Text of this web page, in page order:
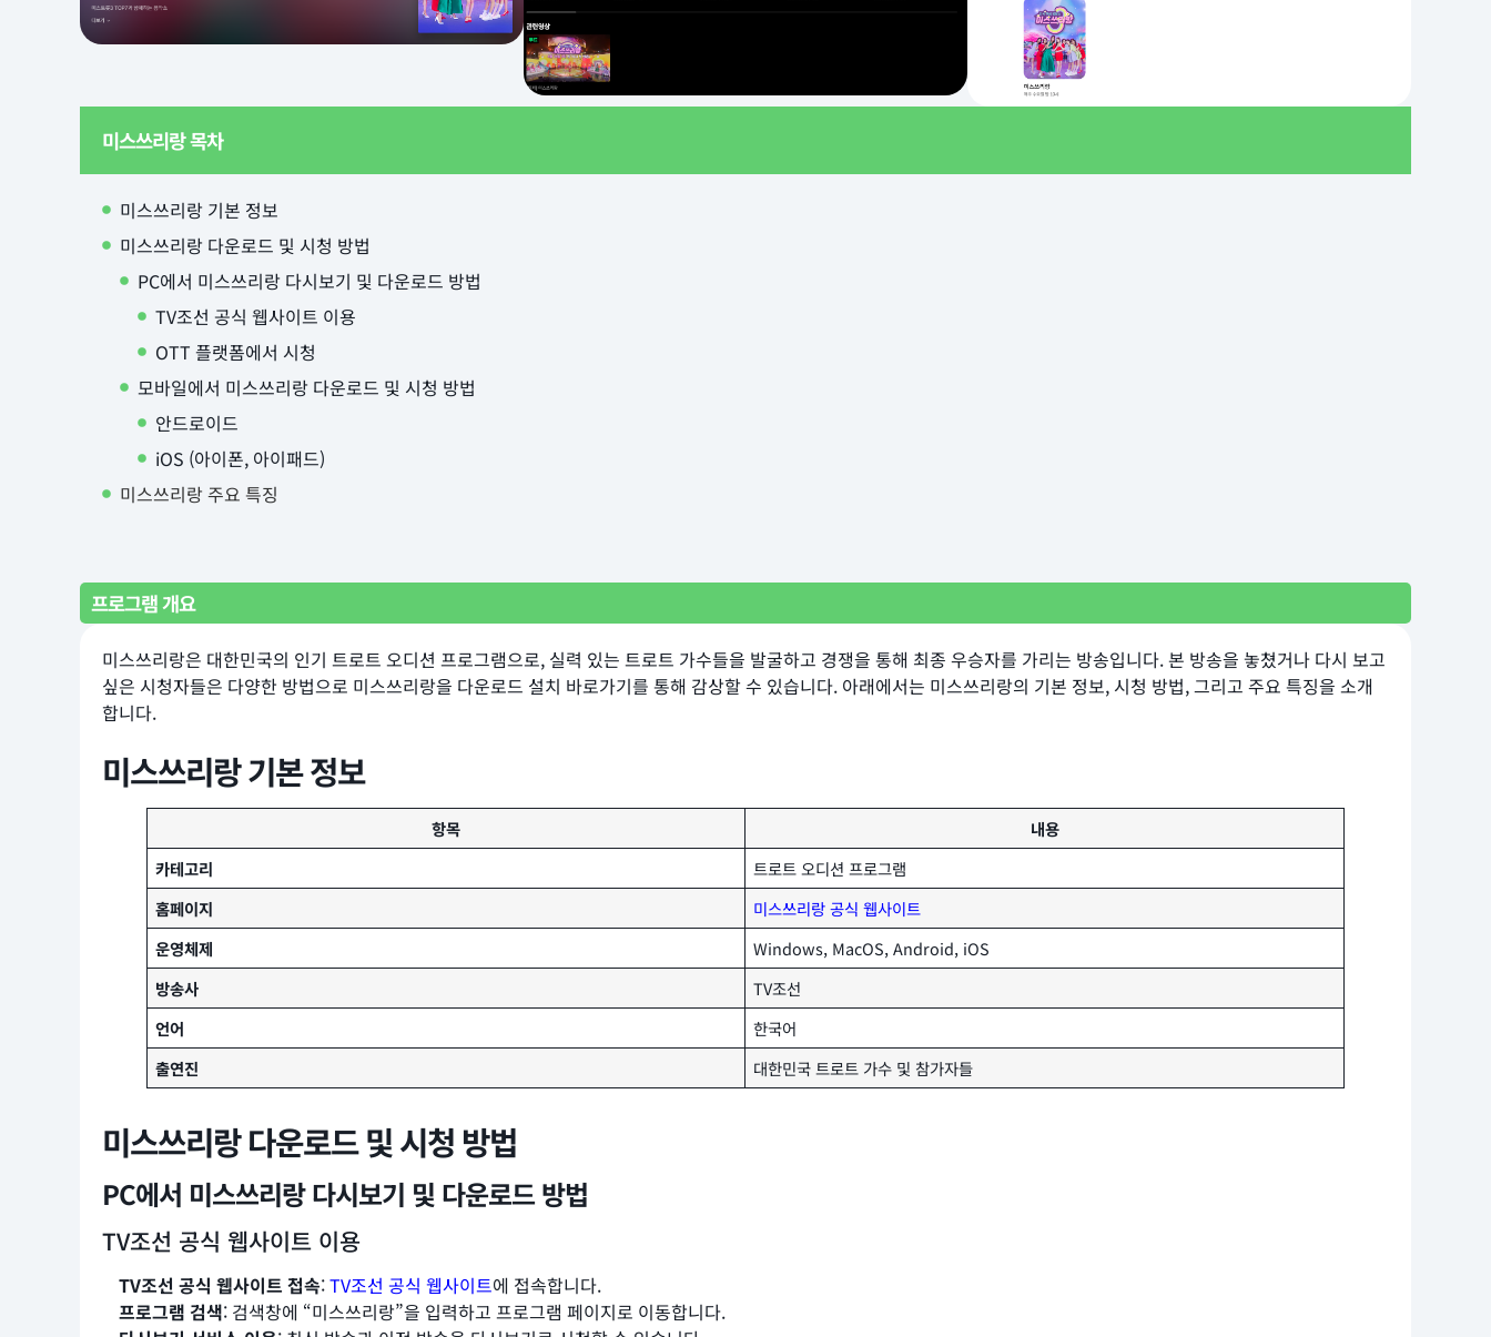
미스쓰리랑 목차
미스쓰리랑 기본 정보
미스쓰리랑 다운로드 및 시청 방법
PC에서 미스쓰리랑 다시보기 및 다운로드 방법
TV조선 공식 웹사이트 이용
OTT 플랫폼에서 시청
모바일에서 미스쓰리랑 다운로드 및 시청 방법
안드로이드
iOS (아이폰, 아이패드)
미스쓰리랑 주요 특징
프로그램 개요
미스쓰리랑은 대한민국의 인기 트로트 오디션 프로그램으로, 실력 있는 트로트 가수들을 발굴하고 경쟁을 통해 최종 우승자를 가리는 방송입니다. 본 방송을 놓쳤거나 다시 보고
싶은 시청자들은 다양한 방법으로 미스쓰리랑을 다운로드 설치 바로가기를 통해 감상할 수 있습니다. 아래에서는 미스쓰리랑의 기본 정보, 시청 방법, 그리고 주요 특징을 소개
합니다.
미스쓰리랑 기본 정보
항목
내용
카테고리
트로트 오디션 프로그램
홈페이지
미스쓰리랑 공식 웹사이트
운영체제
Windows, MacOS, Android, iOS
방송사
TV조선
언어
한국어
출연진
대한민국 트로트 가수 및 참가자들
미스쓰리랑 다운로드 및 시청 방법
PC에서 미스쓰리랑 다시보기 및 다운로드 방법
TV조선 공식 웹사이트 이용
TV조선 공식 웹사이트 접속:TV조선 공식 웹사이트에 접속합니다.
프로그램 검색: 검색창에 “미스쓰리랑”을 입력하고 프로그램 페이지로 이동합니다.